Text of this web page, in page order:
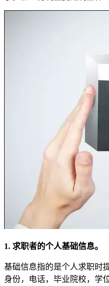
1. 求职者的个人基础信息。
基础信息指的是个人求职时
身份，电话，毕业院校，学